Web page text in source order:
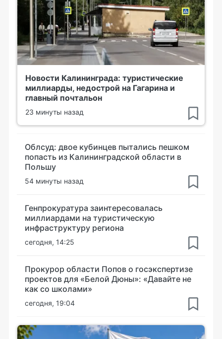
Новости Калининграда: туристические
миллиарды, недострой на Гагарина и
главный почтальон
23 минуты назад
Облсуд: двое кубинцев пытались пешком
попасть из Калининградской области в
Польшу
54 минуты назад
Генпрокуратура заинтересовалась
миллиардами на туристическую
инфраструктуру региона
сегодня, 14:25
Прокурор области Попов о госэкспертизе
проектов для «Белой Дюны»: «Давайте не
как со школами»
сегодня, 19:04